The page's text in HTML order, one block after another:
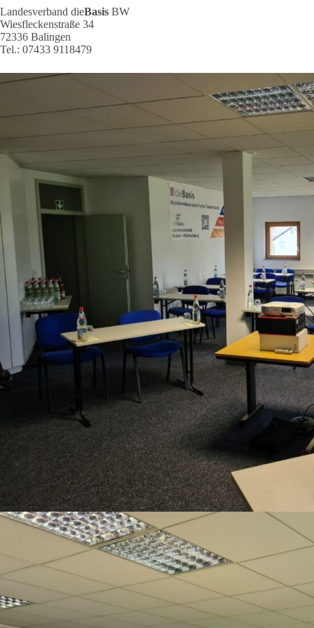
Landesverband dieBasis BW
Wiesfleckenstraße 34
72336 Balingen
Tel.: 07433 9118479